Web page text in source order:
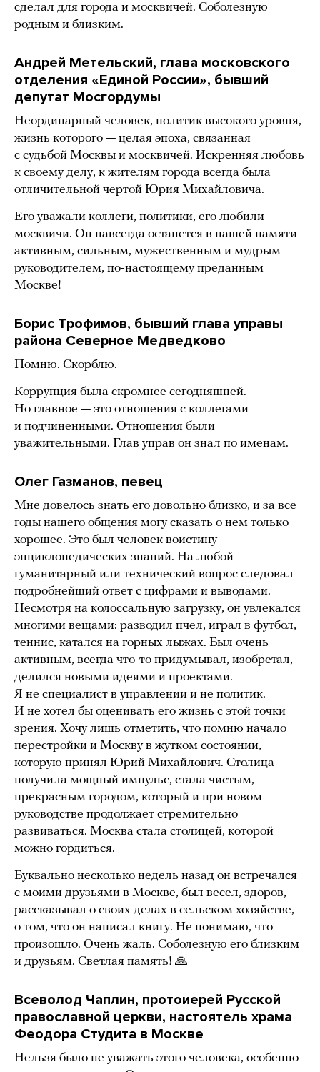
сделал для города и москвичей. Соболезную
родным и близким.
Андрей Метельский, глава московского
отделения «Единой России», бывший
депутат Мосгордумы
Неординарный человек, политик высокого уровня,
жизнь которого — целая эпоха, связанная
с судьбой Москвы и москвичей. Искренняя любовь
к своему делу, к жителям города всегда была
отличительной чертой Юрия Михайловича.
Его уважали коллеги, политики, его любили
москвичи. Он навсегда останется в нашей памяти
активным, сильным, мужественным и мудрым
руководителем, по-настоящему преданным
Москве!
Борис Трофимов, бывший глава управы
района Северное Медведково
Помню. Скорблю.
Коррупция была скромнее сегодняшней.
Но главное — это отношения с коллегами
и подчиненными. Отношения были
уважительными. Глав управ он знал по именам.
Олег Газманов, певец
Мне довелось знать его довольно близко, и за все
годы нашего общения могу сказать о нем только
хорошее. Это был человек воистину
энциклопедических знаний. На любой
гуманитарный или технический вопрос следовал
подробнейший ответ с цифрами и выводами.
Несмотря на колоссальную загрузку, он увлекался
многими вещами: разводил пчел, играл в футбол,
теннис, катался на горных лыжах. Был очень
активным, всегда что-то придумывал, изобретал,
делился новыми идеями и проектами.
Я не специалист в управлении и не политик.
И не хотел бы оценивать его жизнь с этой точки
зрения. Хочу лишь отметить, что помню начало
перестройки и Москву в жутком состоянии,
которую принял Юрий Михайлович. Столица
получила мощный импульс, стала чистым,
прекрасным городом, который и при новом
руководстве продолжает стремительно
развиваться. Москва стала столицей, которой
можно гордиться.
Буквально несколько недель назад он встречался
с моими друзьями в Москве, был весел, здоров,
рассказывал о своих делах в сельском хозяйстве,
о том, что он написал книгу. Не понимаю, что
произошло. Очень жаль. Соболезную его близким
и друзьям. Светлая память! 🙏
Всеволод Чаплин, протоиерей Русской
православной церкви, настоятель храма
Феодора Студита в Москве
Нельзя было не уважать этого человека, особенно